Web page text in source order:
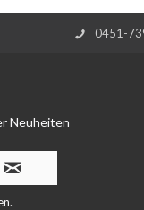
0451-
Neuheiten